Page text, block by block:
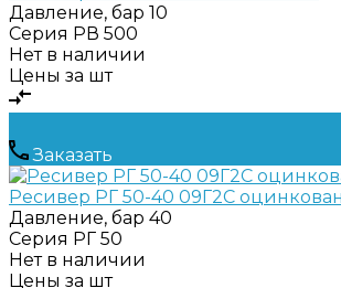
Давление, бар 10
Серия РВ 500
Нет в наличии
Цены за шт
Заказать
Ресивер РГ 50-40 09Г2С
Давление, бар 40
Серия РГ 50
Нет в наличии
Цены за шт